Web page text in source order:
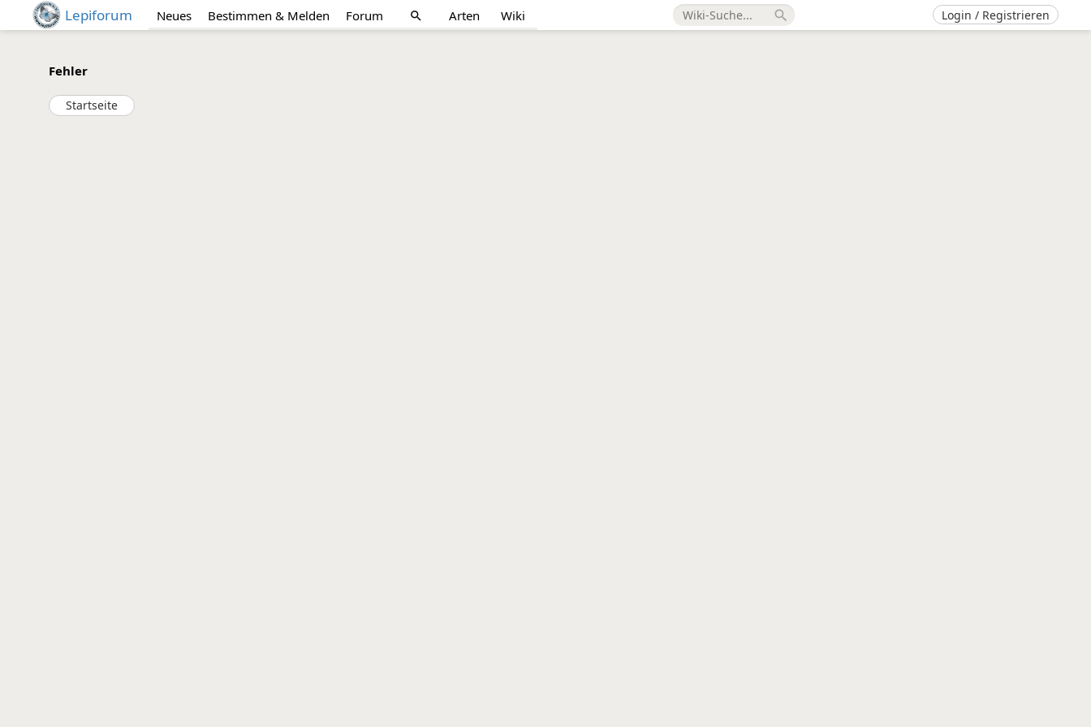
Lepiforum Neues Bestimmen & Melden Forum search Arten Wiki search Login / Registrieren
Fehler
Startseite